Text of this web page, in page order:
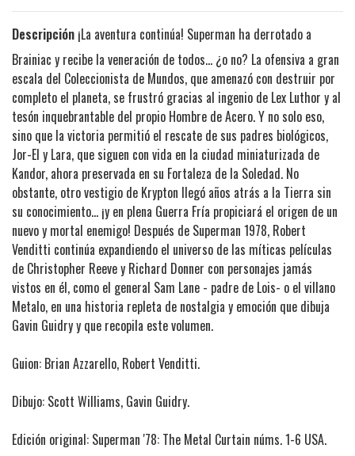
Descripción ¡La aventura continúa! Superman ha derrotado a
Brainiac y recibe la veneración de todos... ¿o no? La ofensiva a gran
escala del Coleccionista de Mundos, que amenazó con destruir por
completo el planeta, se frustró gracias al ingenio de Lex Luthor y al
tesón inquebrantable del propio Hombre de Acero. Y no solo eso,
sino que la victoria permitió el rescate de sus padres biológicos,
Jor-El y Lara, que siguen con vida en la ciudad miniaturizada de
Kandor, ahora preservada en su Fortaleza de la Soledad. No
obstante, otro vestigio de Krypton llegó años atrás a la Tierra sin
su conocimiento... ¡y en plena Guerra Fría propiciará el origen de un
nuevo y mortal enemigo! Después de Superman 1978, Robert
Venditti continúa expandiendo el universo de las míticas películas
de Christopher Reeve y Richard Donner con personajes jamás
vistos en él, como el general Sam Lane - padre de Lois- o el villano
Metalo, en una historia repleta de nostalgia y emoción que dibuja
Gavin Guidry y que recopila este volumen.
Guion: Brian Azzarello, Robert Venditti.
Dibujo: Scott Williams, Gavin Guidry.
Edición original: Superman '78: The Metal Curtain núms. 1-6 USA.